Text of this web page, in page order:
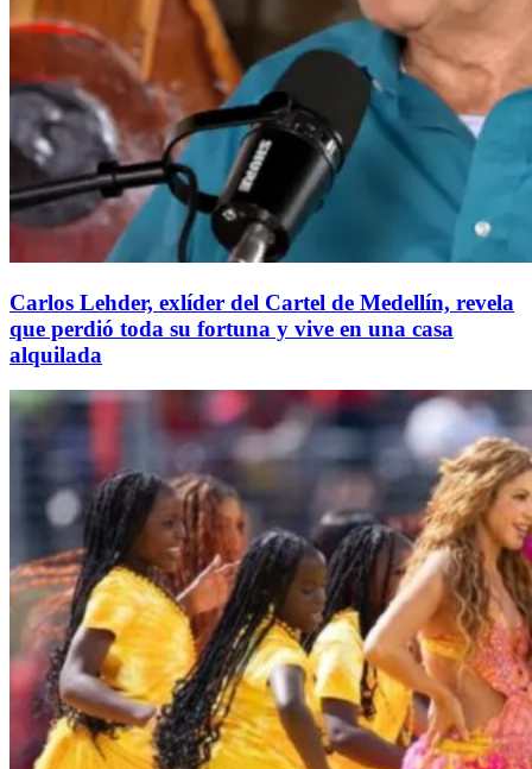
Carlos Lehder, exlíder del Cartel de Medellín, revela
que perdió toda su fortuna y vive en una casa
alquilada